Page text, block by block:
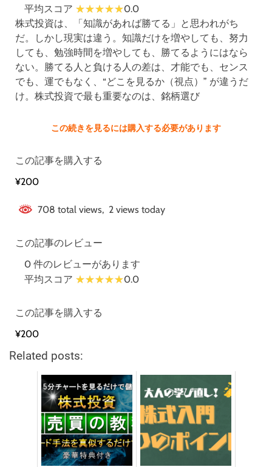
平均スコア
0.0
株式投資は、「知識があれば勝てる」と思われがち
だ。しかし現実は違う。知識だけを増やしても、努力
しても、勉強時間を増やしても、勝てるようにはなら
ない。勝てる人と負ける人の差は、才能でも、センス
でも、運でもなく、“どこを見るか（視点）” が違うだ
け。株式投資で最も重要なのは、銘柄選び
この続きを見るには購入する必要があります
この記事を購入する
¥200
708 total views, 2 views today
この記事のレビュー
0 件のレビューがあります
平均スコア
0.0
この記事を購入する
¥200
Related posts: